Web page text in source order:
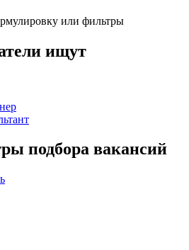
или фильтры
ищут
подбора вакансий